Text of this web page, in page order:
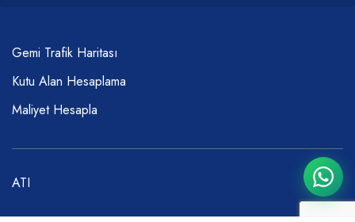
Gemi Trafik Haritası
Kutu Alan Hesaplama
Maliyet Hesapla
ATI